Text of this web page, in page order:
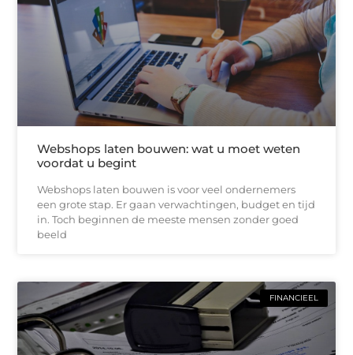
Webshops laten bouwen: wat u moet weten
voordat u begint
Webshops laten bouwen is voor veel ondernemers
een grote stap. Er gaan verwachtingen, budget en tijd
in. Toch beginnen de meeste mensen zonder goed
beeld
FINANCIEEL